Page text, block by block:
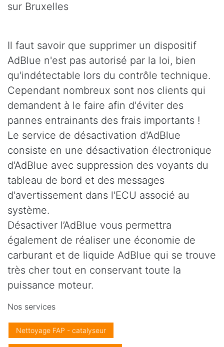
sur Bruxelles
Il faut savoir que supprimer un dispositif
AdBlue n'est pas autorisé par la loi, bien
qu'indétectable lors du contrôle technique.
Cependant nombreux sont nos clients qui
demandent à le faire afin d'éviter des
pannes entrainants des frais importants !
Le service de désactivation d'AdBlue
consiste en une désactivation électronique
d'AdBlue avec suppression des voyants du
tableau de bord et des messages
d'avertissement dans l'ECU associé au
système.
Désactiver l’AdBlue vous permettra
également de réaliser une économie de
carburant et de liquide AdBlue qui se trouve
très cher tout en conservant toute la
puissance moteur.
Nos services
Nettoyage FAP - catalyseur